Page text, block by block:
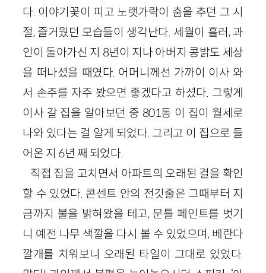
다. 이야기꽃이 피고 노랫가락이 춤을 추던 그 시
절, 즐거웠던 모습들이 생각난다. 세월이 흘러, 과
인이 돌아가신 지 8년이 지나 아버지 콩밝도 세상
을 떠나셨을 때였다. 어머니께선 가까이 이사 와
서 손주를 자주 봤으면 좋겠다고 하셨다. 그렇게
이사 갈 집을 알아보던 중 801동 이 집이 월세로
나와 있다는 걸 알게 되었다. 그리고 이 집으로 들
어온 지 6년 째 되었다.
직접 집을 고치면서 아파트의 오래된 결을 확인
할 수 있었다. 콘센트 안의 전깃줄은 그때부터 지
금까지 불을 밝혀왔을 테고, 문틀 페인트를 벗기
니 예전 나무 색깔을 다시 볼 수 있었으며, 베란다
깔개를 치워보니 오래된 타일이 그대로 있었다.